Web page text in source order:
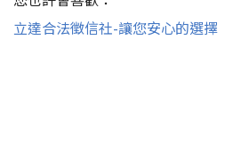
立達合法徵信社-讓您安心的選擇